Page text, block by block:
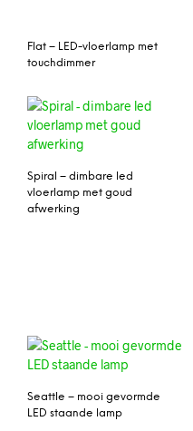
Flat – LED-vloerlamp met
touchdimmer
Spiral – dimbare led
vloerlamp met goud
afwerking
Seattle – mooi gevormde
LED staande lamp